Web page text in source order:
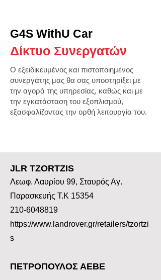
G4S WithU Car
Δίκτυο Συνεργατών
​Ο εξειδικευμένος και πιστοποιημένος
συνεργάτης μας θα σας υποστηρίξει με
την αγορά της υπηρεσίας, καθώς και με
την εγκατάσταση του εξοπλισμού,
εξασφαλίζοντας την ορθή λειτουργία του.
JLR TZORTZIS
Λεωφ. Λαυρίου 99, Σταυρός Αγ.
Παρασκευής Τ.Κ 15354
210-6048819
https://www.landrover.gr/retailers/tzortzi
s
ΠΕΤΡΟΠΟΥΛΟΣ ΑΕΒΕ